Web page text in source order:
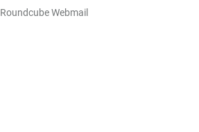
Roundcube Webmail